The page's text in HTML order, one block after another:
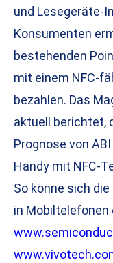
und Lesegeräte-
Konsumenten
bestehenden
mit einem NFC-
bezahlen. Das
aktuell berichtet,
Prognose von
Handy mit NFC-
So könne sich
in Mobiltelefonen